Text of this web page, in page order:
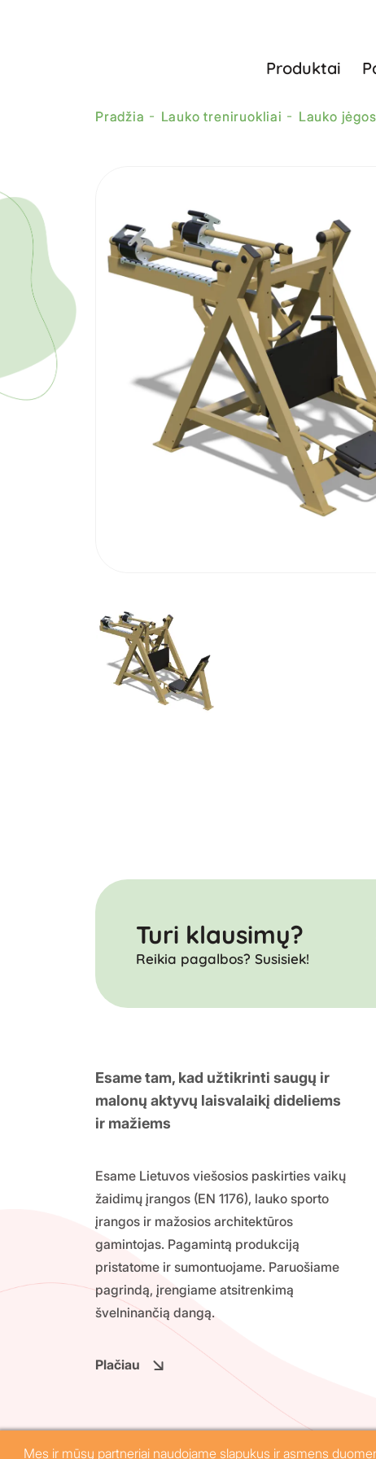
Mes ir mūsų partneriai naudojame slapukus ir asmens
Produktai
Pradžia Lauko treniruokliai Lauko
Turi klausimų?
Reikia pagalbos? Susisiek!
Esame tam, kad užtikrinti saugų ir
malonų aktyvų laisvalaikį dideliems
ir mažiems
Esame Lietuvos viešosios paskirties vaikų
žaidimų įrangos (EN 1176), lauko sporto
įrangos ir mažosios architektūros
gamintojas. Pagamintą produkciją
pristatome ir sumontuojame. Paruošiame
pagrindą, įrengiame atsitrenkimą
švelninančią dangą.
Plačiau
© 2026 Ežerėlio vaivorykštė, UAB. Visos teisės